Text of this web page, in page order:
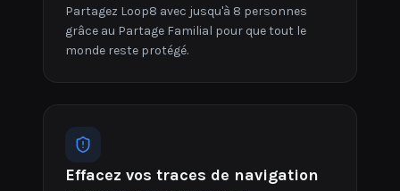
Partagez Loop8 avec jusqu'à 8 personnes
grâce au Partage Familial pour que tout le
monde reste protégé.
Effacez vos traces de navigation